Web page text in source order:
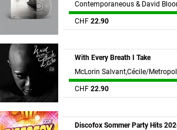
Contemporaneous & David
CHF 22.90
With Every Breath I Take
McLorin Salvant,Cécile/
CHF 22.90
Discofox Sommer Party Hits